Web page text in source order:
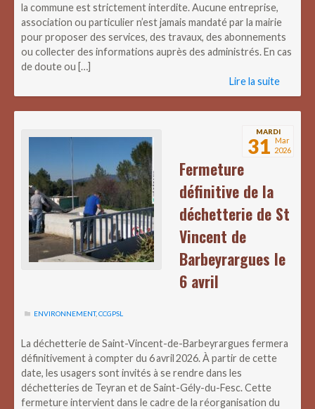
la commune est strictement interdite. Aucune entreprise,
association ou particulier n’est jamais mandaté par la mairie
pour proposer des services, des travaux, des abonnements
ou collecter des informations auprès des administrés. En cas
de doute ou […]
Lire la suite
MARDI
31 Mar
2026
Fermeture
définitive de la
déchetterie de St
Vincent de
Barbeyrargues le
6 avril
ENVIRONNEMENT,CCGPSL
La déchetterie de Saint-Vincent-de-Barbeyrargues fermera
définitivement à compter du 6 avril 2026. À partir de cette
date, les usagers sont invités à se rendre dans les
déchetteries de Teyran et de Saint-Gély-du-Fesc. Cette
fermeture intervient dans le cadre de la réorganisation du